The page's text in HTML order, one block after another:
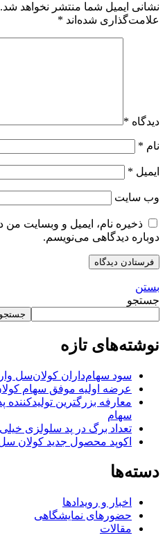
نشانی ایمیل شما منتشر نخواهد شد.
علامت‌گذاری شده‌اند *
دیدگاه *
نام *
ایمیل *
وب‌ سایت
ذخیره نام، ایمیل و وبسایت
دوباره دیدگاهی می‌نویسم.
بستن
جستجو
جستجو
نوشته‌های تازه
سود سهام‌داران کولان‌سل
عرضه اولیه موفق سهام
معارفه بزرگترین
سهام
تعداد برگ در پد سلولزی
اکوپد محصول جدید کولان‌
دسته‌ها
اخبار و رویدادها
حضورهای نمایشگاهی
مقالات